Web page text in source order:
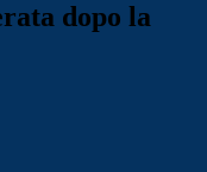
dopo la